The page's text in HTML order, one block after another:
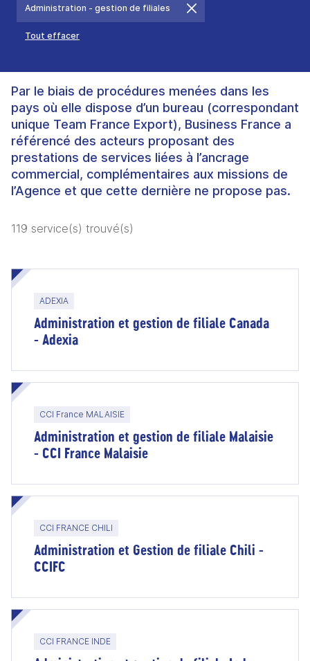
Administration - gestion de filiales
Tout effacer
Par le biais de procédures menées dans les
pays où elle dispose d’un bureau (correspondant
unique Team France Export), Business France a
référencé des acteurs proposant des
prestations de services liées à l’ancrage
commercial, complémentaires aux missions de
l’Agence et que cette dernière ne propose pas.
119 service(s) trouvé(s)
ADEXIA
Administration et gestion de filiale Canada
- Adexia
CCI France MALAISIE
Administration et gestion de filiale Malaisie
- CCI France Malaisie
CCI FRANCE CHILI
Administration et Gestion de filiale Chili -
CCIFC
CCI FRANCE INDE